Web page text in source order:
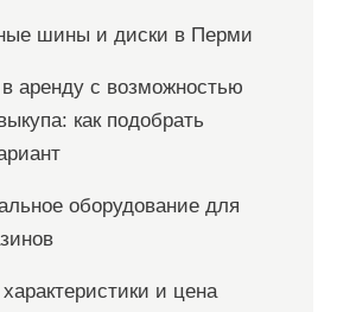
шины и диски в Перми
аренду с возможностью
как подобрать
оборудование для
и цена